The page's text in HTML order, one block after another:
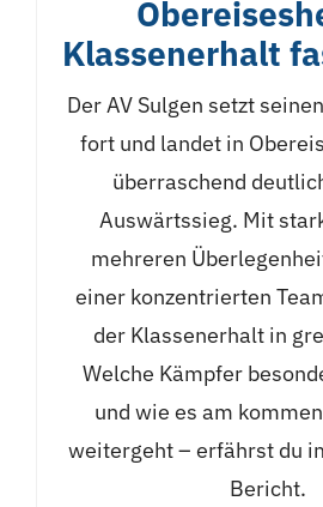
Klassenerhalt
Der AV Sulgen setzt
fort und landet in
überraschend
Auswärtssieg. Mit
mehreren
einer konzentrierten
der Klassenerhalt in
Welche Kämpfer
und wie es am
weitergeht – erfährst du
Bericht.